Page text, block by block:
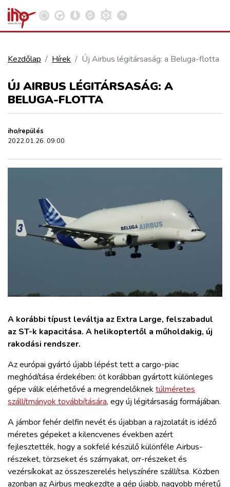
VASÚT
REPÜLÉS
KÖZLEKEDÉSFEJLESZTÉS
ELLÁTÁSI LÁNC
ZÖLDÚT
BLOG
ARCHÍVUM
BELÉPÉS
REGISZTRÁCIÓ
Kezdőlap Hírek Új Airbus légitársaság: a Beluga-flotta
ÚJ AIRBUS LÉGITÁRSASÁG: A
BELUGA-FLOTTA
iho/repülés
2022.01.26. 09:00
A korábbi típust leváltja az Extra Large, felszabadul
az ST-k kapacitása. A helikoptertől a műholdakig, új
rakodási rendszer.
Az európai gyártó újabb lépést tett a cargo-piac
meghódítása érdekében: öt korábban gyártott különleges
gépe válik elérhetővé a megrendelőknek túlméretes
szállítmányok továbbítására, egy új légitársaság formájában.
A jámbor fehér delfin nevét és újabban a rajzolatát is idéző
méretes gépeket a kilencvenes években azért
fejlesztették, hogy a sokfelé készülő különféle Airbus-
részeket, törzseket és szárnyakat, orr-részeket és
vezérsíkokat az összeszerelés helyszínére szállítsa. Közben
azonban az Airbus megkezdte a gép újabb, nagyobb méretű